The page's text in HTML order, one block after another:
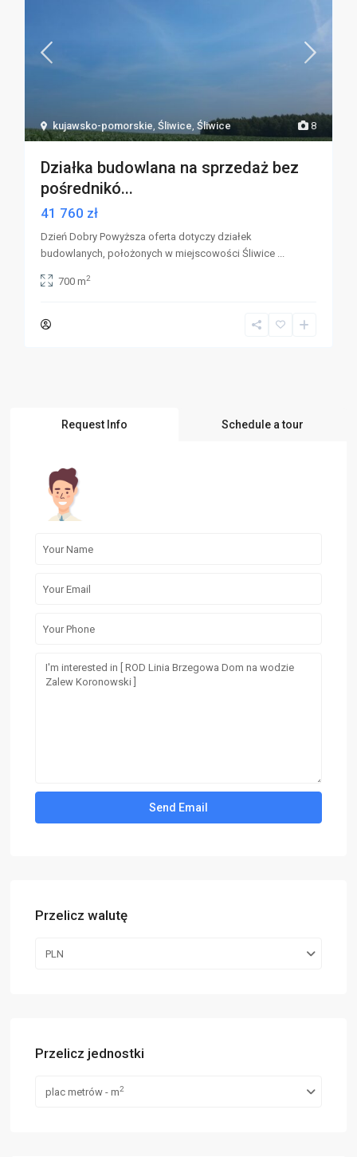
8
kujawsko-pomorskie,Śliwice,Śliwice
Działka budowlana na sprzedaż bez
pośrednikó...
41 760 zł
Dzień Dobry Powyższa oferta dotyczy działek
budowlanych, położonych w miejscowości Śliwice ...
700 m2
Request Info Schedule a tour
Przelicz walutę
PLN
Przelicz jednostki
plac metrów - m2